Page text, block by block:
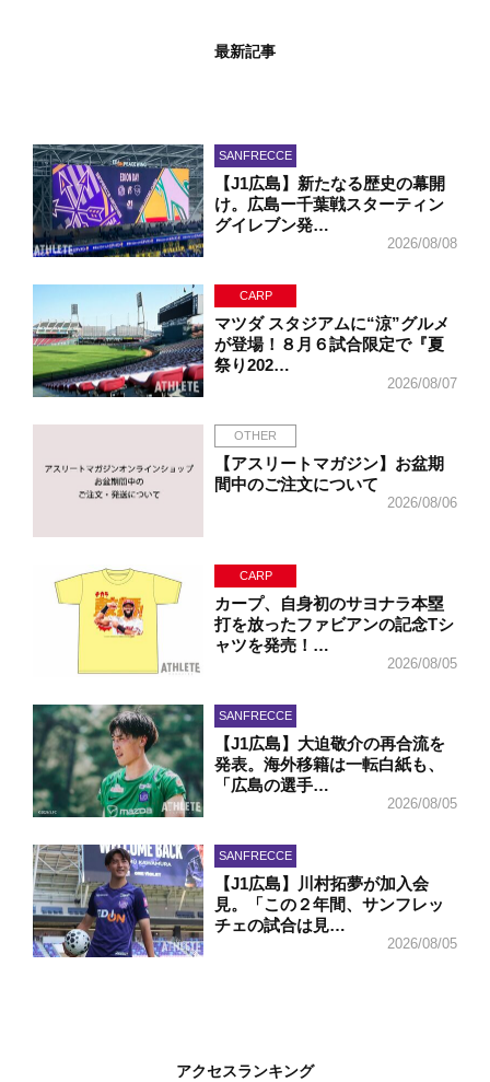
最新記事
SANFRECCE
【J1広島】新たなる歴史の幕開
け。広島ー千葉戦スターティン
グイレブン発…
2026/08/08
CARP
マツダ スタジアムに“涼”グルメ
が登場！８月６試合限定で『夏
祭り202…
2026/08/07
OTHER
【アスリートマガジン】お盆期
間中のご注文について
2026/08/06
CARP
カープ、自身初のサヨナラ本塁
打を放ったファビアンの記念Tシ
ャツを発売！…
2026/08/05
SANFRECCE
【J1広島】大迫敬介の再合流を
発表。海外移籍は一転白紙も、
「広島の選手…
2026/08/05
SANFRECCE
【J1広島】川村拓夢が加入会
見。「この２年間、サンフレッ
チェの試合は見…
2026/08/05
アクセスランキング